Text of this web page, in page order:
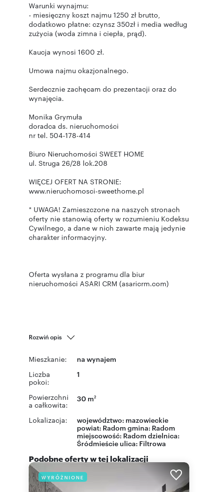
Warunki wynajmu:
- miesięczny koszt najmu 1250 zł brutto,
dodatkowo płatne: czynsz 350zł i media według
zużycia (woda zimna i ciepła, prąd).
Kaucja wynosi 1600 zł.
Umowa najmu okazjonalnego.
Serdecznie zachęcam do prezentacji oraz do
wynajęcia.
Monika Grymuła
doradca ds. nieruchomości
nr tel. 504-178-414
Biuro Nieruchomości SWEET HOME
ul. Struga 26/28 lok.208
WIĘCEJ OFERT NA STRONIE:
www.nieruchomosci-sweethome.pl
* UWAGA! Zamieszczone na naszych stronach
oferty nie stanowią oferty w rozumieniu Kodeksu
Cywilnego, a dane w nich zawarte mają jedynie
charakter informacyjny.
Oferta wysłana z programu dla biur
nieruchomości ASARI CRM (asaricrm.com)
Rozwiń opis
Mieszkanie: na wynajem
Liczba
pokoi:
1
Powierzchni
a całkowita:
30 m2
Lokalizacja: województwo: mazowieckie
powiat: Radom gmina: Radom
miejscowość: Radom dzielnica:
Śródmieście ulica: Filtrowa
Podobne oferty w tej lokalizacji
WYRÓŻNIONE